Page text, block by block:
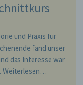
und Praxis für
fand unser
das Interesse war
Weiterlesen…